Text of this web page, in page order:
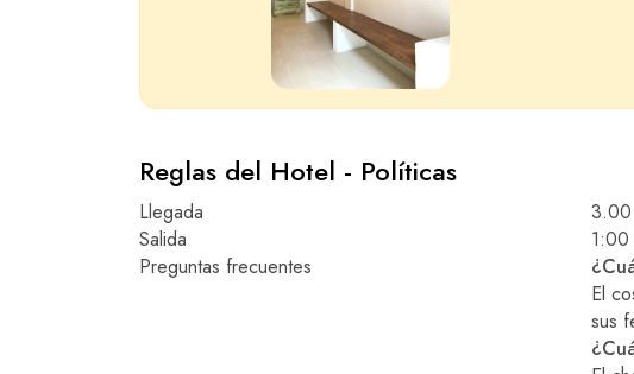
Reglas del Hotel - Políticas
Llegada
Salida
Preguntas frecuentes
El
sus